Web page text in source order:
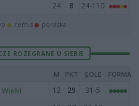
24 8 24-110
remis porażka
ROZEGRANE U SIEBIE
M PKT GOLE FORMA
12 29
31-5